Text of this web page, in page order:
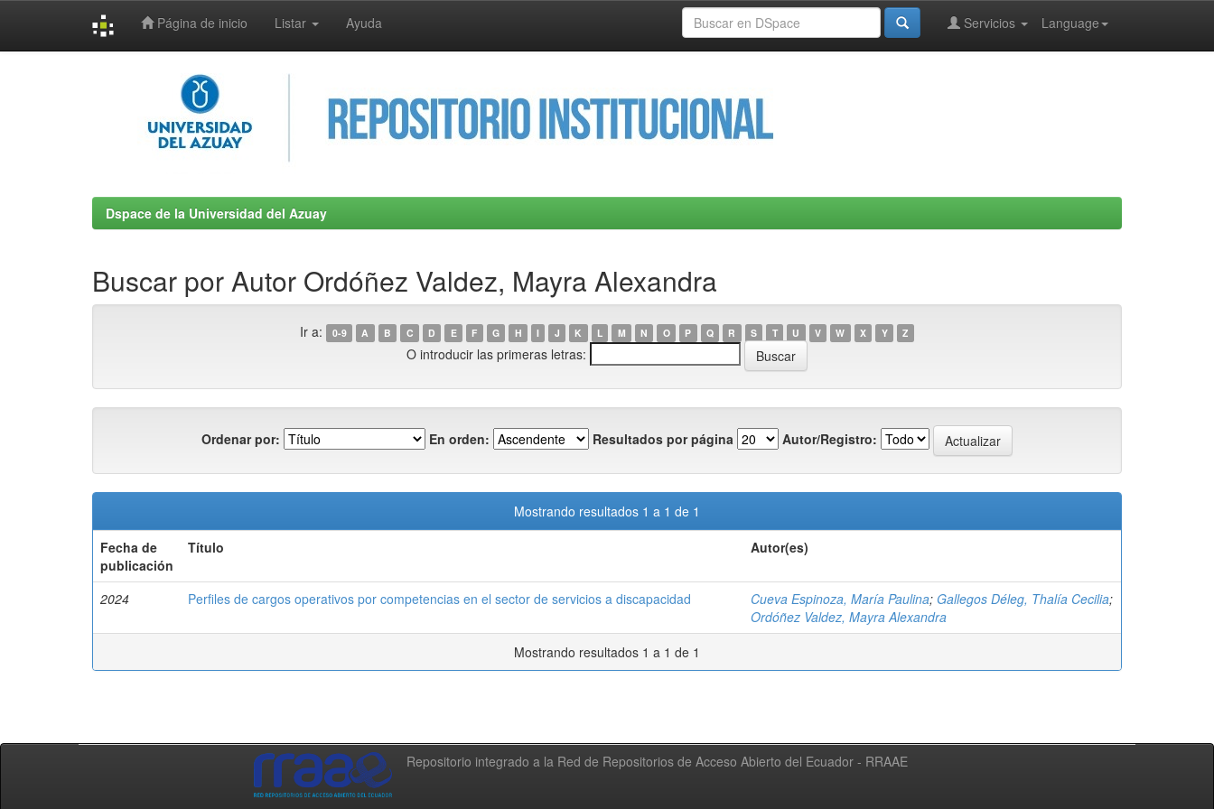
Página de inicio Listar Ayuda Language
Servicios
Dspace de la Universidad del Azuay
Buscar por Autor Ordóñez Valdez, Mayra Alexandra
Ir a: 0-9 A B C D E F G H I J K L M N O P Q R S T U V W X Y Z
O introducir las primeras letras:
Ordenar por: En orden: Resultados por página Autor/Registro:
Mostrando resultados 1 a 1 de 1
Fecha de
publicación
Título Autor(es)
2024 Perfiles de cargos operativos por competencias en el sector de servicios a discapacidad Cueva Espinoza, María Paulina; Gallegos Déleg, Thalía Cecilia;
Ordóñez Valdez, Mayra Alexandra
Mostrando resultados 1 a 1 de 1
Repositorio integrado a la Red de Repositorios de Acceso Abierto del Ecuador - RRAAE